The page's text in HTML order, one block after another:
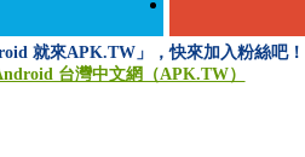
就來APK.TW」，快來加入粉絲吧！
台灣中文網（APK.TW）